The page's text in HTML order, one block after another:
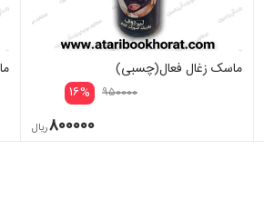
ماسک زغال فعال(چسبی)
۹۵۰۰۰۰ ۱۶%
۸۰۰۰۰۰ریال